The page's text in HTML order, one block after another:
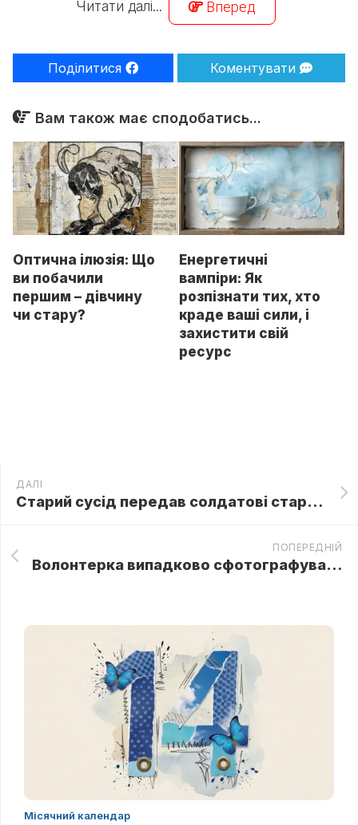
Читати далі... Вперед
Поділитися Коментувати
Вам також має сподобатись...
Оптична ілюзія: Що
ви побачили
першим – дівчину
чи стару?
Енергетичні
вампіри: Як
розпізнати тих, хто
краде ваші сили, і
захистити свій
ресурс
ДАЛІ
Старий сусід передав солдатові старовинний хрестик зі словами: «Він поверне тебе додому»
ПОПЕРЕДНІЙ
Волонтерка випадково сфотографувала бійця на блокпості. Розглядаючи знімок удома, вона помітила деталь
Місячний календар